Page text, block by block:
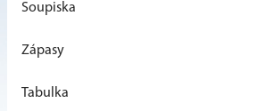
Soupiska
Zápasy
Tabulka